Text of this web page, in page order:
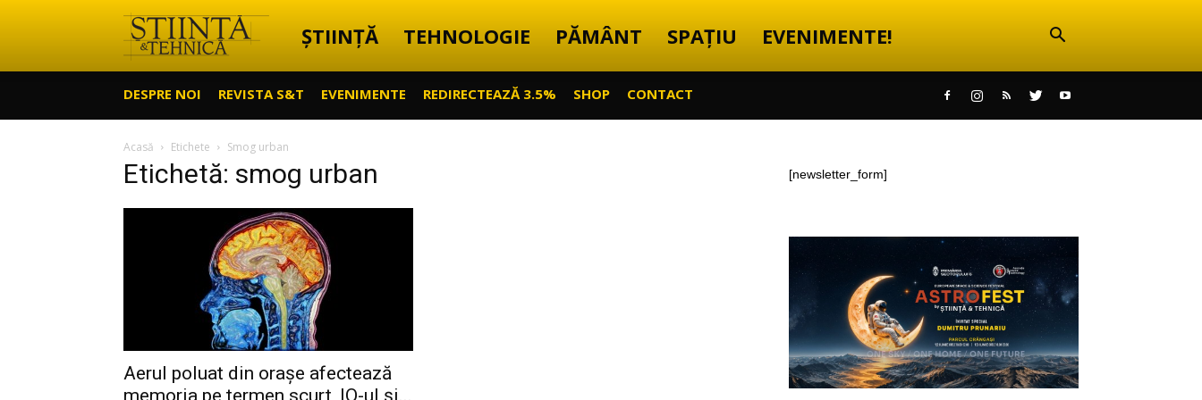
Știință
Tehnică
ȘTIINȚĂ TEHNOLOGIE PĂMÂNT SPAȚIU EVENIMENTE!
DESPRE NOI REVISTA S&T EVENIMENTE REDIRECTEAZĂ 3.5% SHOP CONTACT
Acasă Etichete Smog urban
Etichetă: smog urban
Aerul poluat din orașe afectează
memoria pe termen scurt, IQ-ul și...
[newsletter_form]